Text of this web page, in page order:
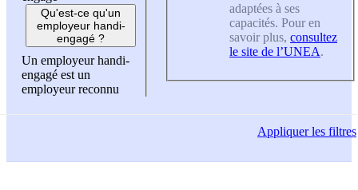
Qu'est-ce qu'un
employeur handi-
engagé ?
Un employeur handi-
engagé est un
employeur reconnu
adaptées à ses
capacités. Pour en
savoir plus, consultez
le site de l’UNEA.
Appliquerles filtres